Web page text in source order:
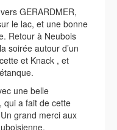
GERARDMER,
le lac, et une bonne
Retour à Neubois
soirée autour d’un
et Knack , et
une belle
qui a fait de cette
grand merci aux